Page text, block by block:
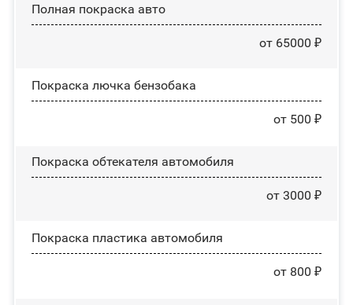
Полная покраска авто
от 65000 ₽
Покраска лючка бензобака
от 500 ₽
Покраска обтекателя автомобиля
от 3000 ₽
Покраска пластика автомобиля
от 800 ₽